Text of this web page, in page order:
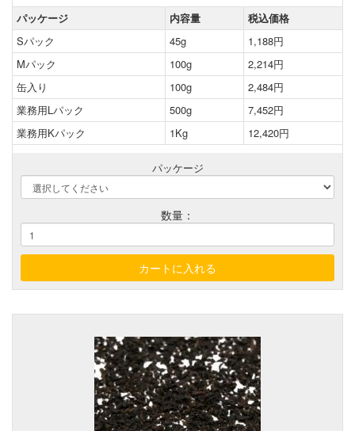
パッケージ 内容量
税込価格
Sパック
45g
1,188円
Mパック
100g
2,214円
缶入り
100g
2,484円
業務用Lパック
500g
7,452円
業務用Kパック
1Kg 12,420円
パッケージ
数量：